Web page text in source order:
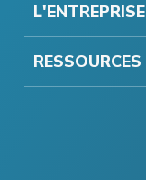
L'ENTREPRISE
RESSOURCES